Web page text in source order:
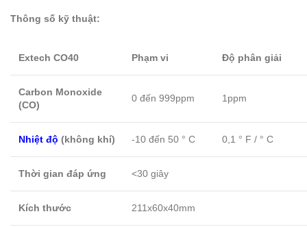
Thông số kỹ thuật:
Extech CO40 Phạm vi Độ phân giải
Carbon Monoxide
(CO)
0 đến 999ppm 1ppm
Nhiệt độ (không khí) -10 đến 50 ° C 0,1 ° F / ° C
Thời gian đáp ứng <30 giây
Kích thước 211x60x40mm